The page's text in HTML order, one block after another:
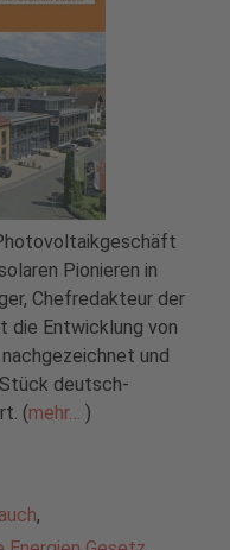
Pionieren in
Chefredakteur der
die Entwicklung von
und
deutsch-
(mehr… )
,